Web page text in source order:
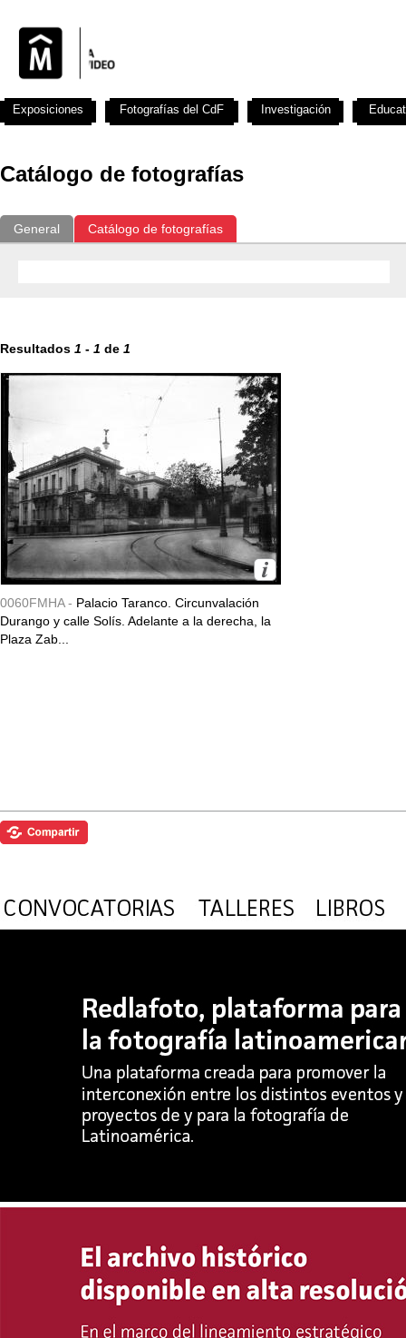
Catálogo de fotografías
General Catálogo de fotografías
Resultados 1 - 1 de 1
0060FMHA - Palacio Taranco. Circunvalación
Durango y calle Solís. Adelante a la derecha, la
Plaza Zab...
Exposiciones Fotografías del CdF Investigación